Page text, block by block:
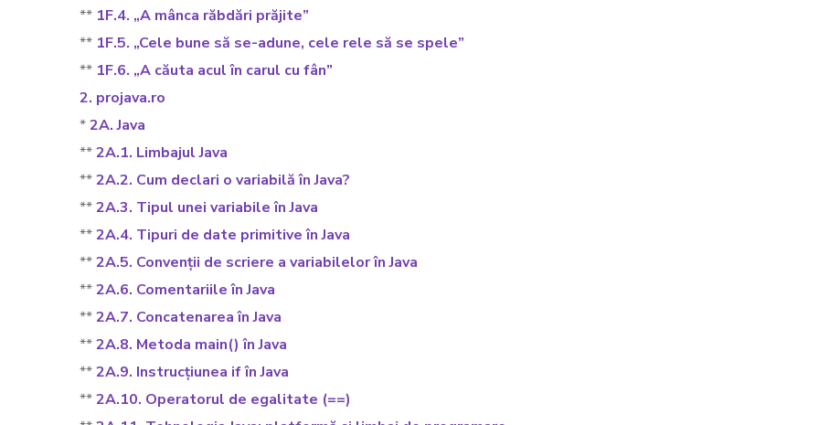
** 1F.4. „A mânca răbdări prăjite”
** 1F.5. „Cele bune să se-adune, cele rele să se spele”
** 1F.6. „A căuta acul în carul cu fân”
2. projava.ro
*2A. Java
**2A.1. Limbajul Java
**2A.2. Cum declari o variabilă în Java?
**2A.3. Tipul unei variabile în Java
**2A.4. Tipuri de date primitive în Java
**2A.5. Convenții de scriere a variabilelor în Java
**2A.6. Comentariile în Java
**2A.7. Concatenarea în Java
**2A.8. Metoda main() în Java
**2A.9. Instrucțiunea if în Java
**2A.10. Operatorul de egalitate (==)